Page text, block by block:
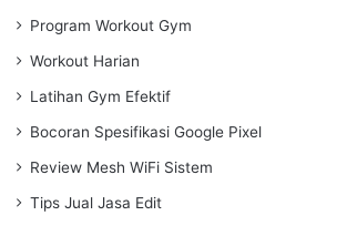
Program Workout Gym
Workout Harian
Latihan Gym Efektif
Bocoran Spesifikasi Google Pixel
Review Mesh WiFi Sistem
Tips Jual Jasa Edit